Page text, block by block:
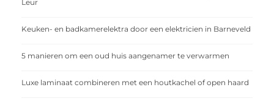
Leur
Keuken- en badkamerelektra door een elektricien in Barneveld
5 manieren om een oud huis aangenamer te verwarmen
Luxe laminaat combineren met een houtkachel of open haard